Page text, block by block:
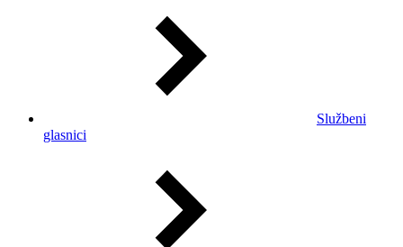
Službeni
glasnici